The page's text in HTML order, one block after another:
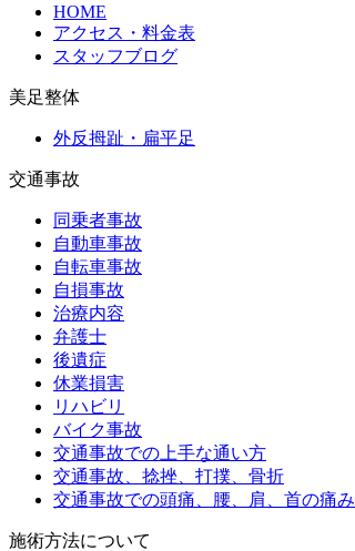
HOME
アクセス・料金表
スタッフブログ
美足整体
外反拇趾・扁平足
交通事故
同乗者事故
自動車事故
自転車事故
自損事故
治療内容
弁護士
後遺症
休業損害
リハビリ
バイク事故
交通事故での上手な通い方
交通事故、捻挫、打撲、骨折
交通事故での頭痛、腰、肩、首の痛み
施術方法について